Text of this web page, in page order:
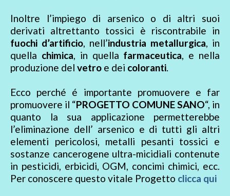
Inoltre l’impiego di arsenico o di altri suoi
derivati altrettanto tossici è riscontrabile in
fuochi d’artificio, nell’industria metallurgica, in
quella chimica, in quella farmaceutica, e nella
produzione del vetro e dei coloranti.
Ecco perché é importante promuovere e far
promuovere il “PROGETTO COMUNE SANO“, in
quanto la sua applicazione permetterebbe
l’eliminazione dell’ arsenico e di tutti gli altri
elementi pericolosi, metalli pesanti tossici e
sostanze cancerogene ultra-micidiali contenute
in pesticidi, erbicidi, OGM, concimi chimici, ecc.
Per conoscere questo vitale Progetto clicca qui